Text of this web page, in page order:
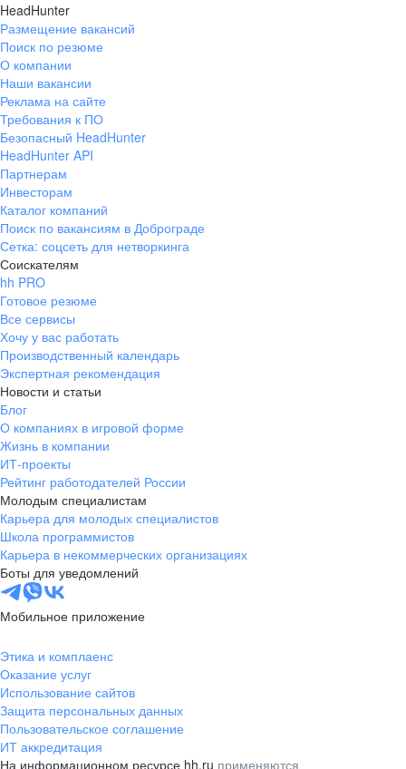
HeadHunter
Размещение вакансий
Поиск по резюме
О компании
Наши вакансии
Реклама на сайте
Требования к ПО
Безопасный HeadHunter
HeadHunter API
Партнерам
Инвесторам
Каталог компаний
Поиск по вакансиям в Доброграде
Сетка: соцсеть для нетворкинга
Соискателям
hh PRO
Готовое резюме
Все сервисы
Хочу у вас работать
Производственный календарь
Экспертная рекомендация
Новости и статьи
Блог
О компаниях в игровой форме
Жизнь в компании
ИТ-проекты
Рейтинг работодателей России
Молодым специалистам
Карьера для молодых специалистов
Школа программистов
Карьера в некоммерческих организациях
Боты для уведомлений
Мобильное приложение
Этика и комплаенс
Оказание услуг
Использование сайтов
Защита персональных данных
Пользовательское соглашение
ИТ аккредитация
На информационном ресурсе hh.ru применяются